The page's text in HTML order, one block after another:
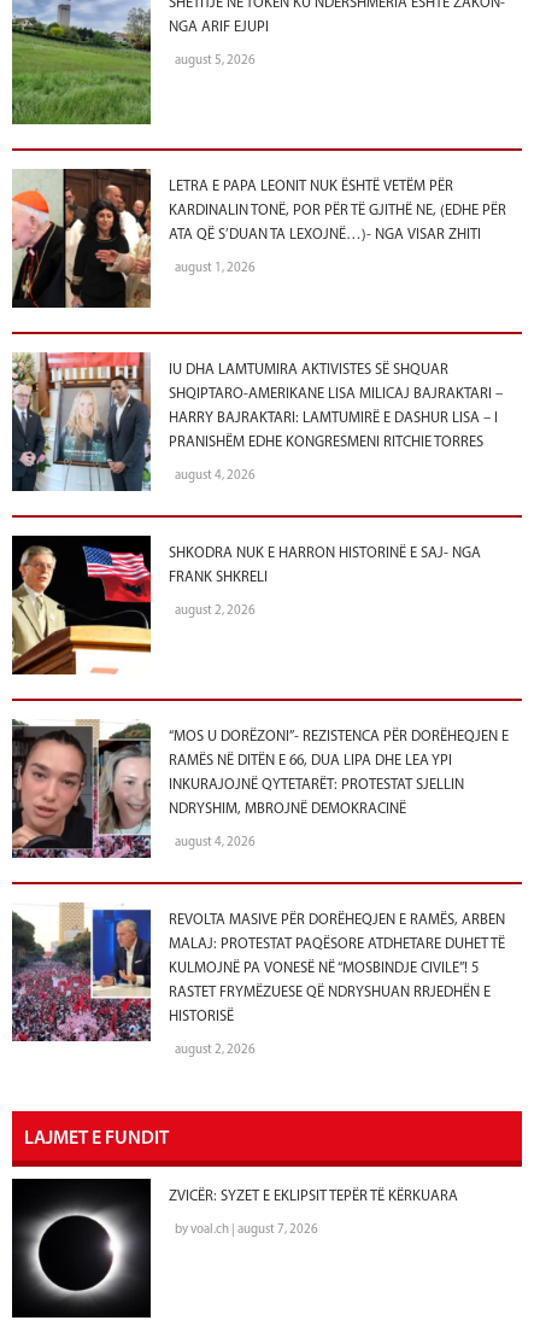
SHËTITJE NË TOKËN KU NDERSHMËRIA ËSHTË ZAKON-
NGA ARIF EJUPI
august 5, 2026
LETRA E PAPA LEONIT NUK ËSHTË VETËM PËR
KARDINALIN TONË, POR PËR TË GJITHË NE, (EDHE PËR
ATA QË S’DUAN TA LEXOJNË…)- NGA VISAR ZHITI
august 1, 2026
IU DHA LAMTUMIRA AKTIVISTES SË SHQUAR
SHQIPTARO-AMERIKANE LISA MILICAJ BAJRAKTARI –
HARRY BAJRAKTARI: LAMTUMIRË E DASHUR LISA – I
PRANISHËM EDHE KONGRESMENI RITCHIE TORRES
august 4, 2026
SHKODRA NUK E HARRON HISTORINË E SAJ- NGA
FRANK SHKRELI
august 2, 2026
“MOS U DORËZONI”- REZISTENCA PËR DORËHEQJEN E
RAMËS NË DITËN E 66, DUA LIPA DHE LEA YPI
INKURAJOJNË QYTETARËT: PROTESTAT SJELLIN
NDRYSHIM, MBROJNË DEMOKRACINË
august 4, 2026
REVOLTA MASIVE PËR DORËHEQJEN E RAMËS, ARBEN
MALAJ: PROTESTAT PAQËSORE ATDHETARE DUHET TË
KULMOJNË PA VONESË NË “MOSBINDJE CIVILE”! 5
RASTET FRYMËZUESE QË NDRYSHUAN RRJEDHËN E
HISTORISË
august 2, 2026
LAJMET E FUNDIT
ZVICËR: SYZET E EKLIPSIT TEPËR TË KËRKUARA
by voal.ch | august 7, 2026